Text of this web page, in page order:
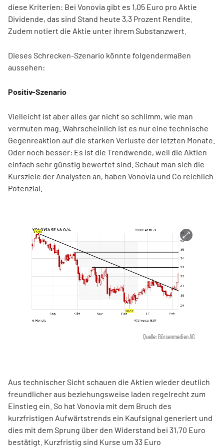
diese Kriterien: Bei Vonovia gibt es 1,05 Euro pro Aktie
Dividende, das sind Stand heute 3,3 Prozent Rendite.
Zudem notiert die Aktie unter ihrem Substanzwert.
Dieses Schrecken-Szenario könnte folgendermaßen
aussehen:
Positiv-Szenario
Vielleicht ist aber alles gar nicht so schlimm, wie man
vermuten mag. Wahrscheinlich ist es nur eine technische
Gegenreaktion auf die starken Verluste der letzten Monate.
Oder noch besser: Es ist die Trendwende, weil die Aktien
einfach sehr günstig bewertet sind. Schaut man sich die
Kursziele der Analysten an, haben Vonovia und Co reichlich
Potenzial.
Quelle: Börsenmedien AG
Aus technischer Sicht schauen die Aktien wieder deutlich
freundlicher aus beziehungsweise laden regelrecht zum
Einstieg ein. So hat Vonovia mit dem Bruch des
kurzfristigen Aufwärtstrends ein Kaufsignal generiert und
dies mit dem Sprung über den Widerstand bei 31,70 Euro
bestätigt. Kurzfristig sind Kurse um 33 Euro